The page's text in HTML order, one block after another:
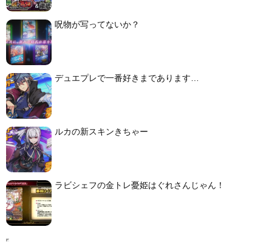
呪物が写ってないか？
デュエプレで一番好きまであります…
ルカの新スキンきちゃー
ラビシェフの金トレ憂姫はぐれさんじゃん！